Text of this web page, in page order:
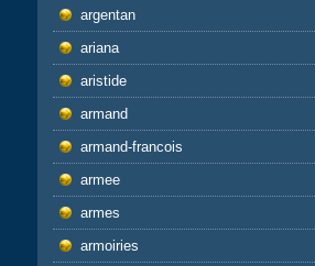
argentan
ariana
aristide
armand
armand-francois
armee
armes
armoiries